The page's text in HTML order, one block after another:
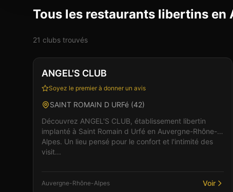
Tous les restaurants libertins en
21 clubs trouvés
ANGEL'S CLUB
Soyez le premier à donner un avis
SAINT ROMAIN D URFé (42)
Découvrez ANGEL'S CLUB, établissement libertin
implanté à Saint Romain d Urfé en Auvergne-Rhône-
Alpes. Un lieu pensé pour le confort et l'intimité des
visit...
Auvergne-Rhône-Alpes Voir